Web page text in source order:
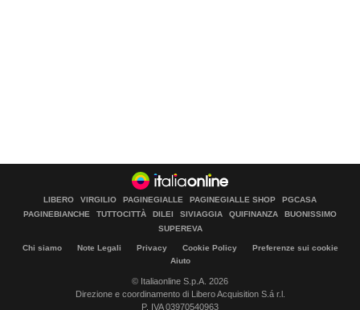
LIBERO VIRGILIO PAGINEGIALLE PAGINEGIALLE SHOP
PGCASA
PAGINEBIANCHE
TUTTOCITTÀ DILEI SIVIAGGIA QUIFINANZA
BUONISSIMO
SUPEREVA
Chi siamo Note Legali Privacy Cookie Policy
Preferenze sui cookie
Aiuto
© Italiaonline S.p.A. 2026
Direzione e coordinamento di Libero Acquisition S.á r.l.
P. IVA 03970540963